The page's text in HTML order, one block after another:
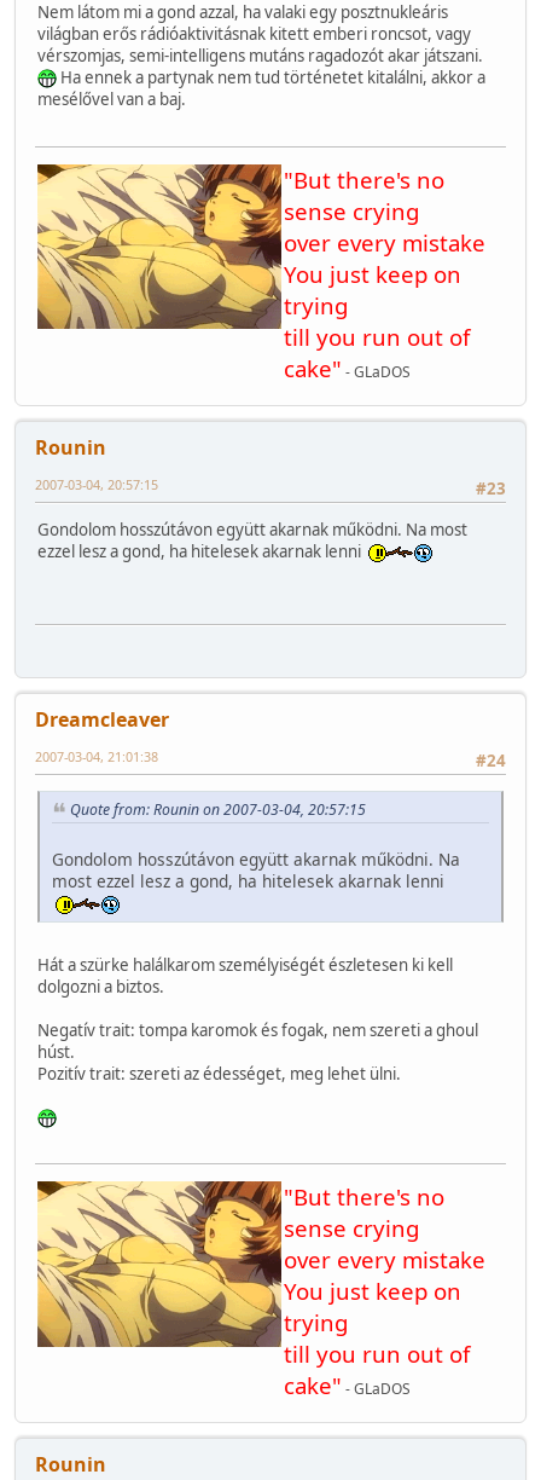
Nem látom mi a gond azzal, ha valaki egy posztnukleáris
világban erős rádióaktivitásnak kitett emberi roncsot, vagy
vérszomjas, semi-intelligens mutáns ragadozót akar játszani.
Ha ennek a partynak nem tud történetet kitalálni, akkor a
mesélővel van a baj.
"But there's no
sense crying
over every mistake
You just keep on
trying
till you run out of
cake" - GLaDOS
Rounin
#23
2007-03-04, 20:57:15
Gondolom hosszútávon együtt akarnak működni. Na most
ezzel lesz a gond, ha hitelesek akarnak lenni
Dreamcleaver
#24
2007-03-04, 21:01:38
Quote from: Rounin on 2007-03-04, 20:57:15
Gondolom hosszútávon együtt akarnak működni. Na
most ezzel lesz a gond, ha hitelesek akarnak lenni
Hát a szürke halálkarom személyiségét észletesen ki kell
dolgozni a biztos.
Negatív trait: tompa karomok és fogak, nem szereti a ghoul
húst.
Pozitív trait: szereti az édességet, meg lehet ülni.
"But there's no
sense crying
over every mistake
You just keep on
trying
till you run out of
cake" - GLaDOS
Rounin